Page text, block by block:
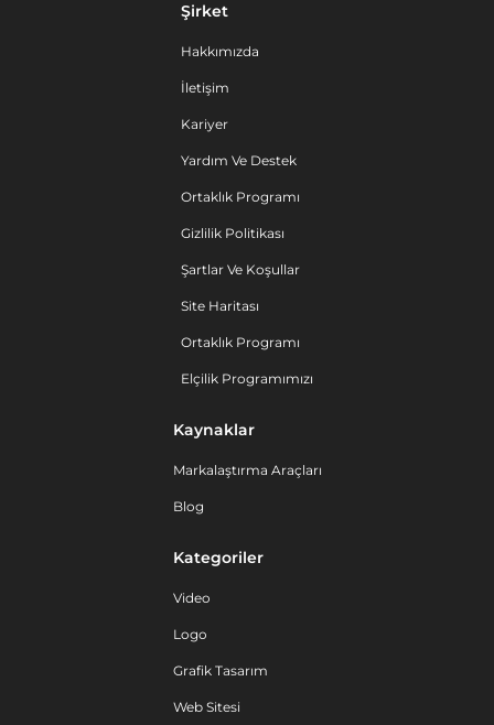
Şirket
Hakkımızda
İletişim
Kariyer
Yardım Ve Destek
Ortaklık Programı
Gizlilik Politikası
Şartlar Ve Koşullar
Site Haritası
Ortaklık Programı
Elçilik Programımızı
Kaynaklar
Markalaştırma Araçları
Blog
Kategoriler
Video
Logo
Grafik Tasarım
Web Sitesi